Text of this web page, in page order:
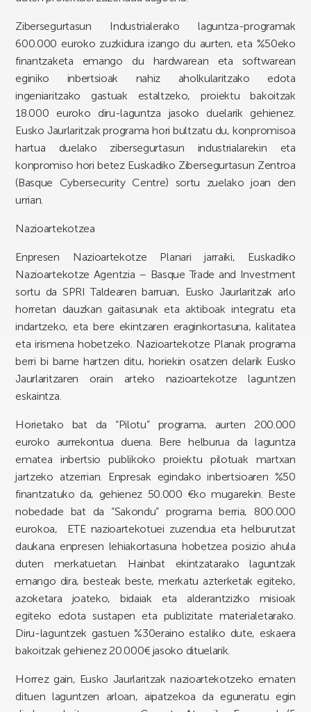
Zibersegurtasun Industrialerako laguntza-programak
600.000 euroko zuzkidura izango du aurten, eta %50eko
finantzaketa emango du hardwarean eta softwarean
eginiko inbertsioak nahiz aholkularitzako edota
ingeniaritzako gastuak estaltzeko, proiektu bakoitzak
18.000 euroko diru-laguntza jasoko duelarik gehienez.
Eusko Jaurlaritzak programa hori bultzatu du, konpromisoa
hartua duelako zibersegurtasun industrialarekin eta
konpromiso hori betez Euskadiko Zibersegurtasun Zentroa
(Basque Cybersecurity Centre) sortu zuelako joan den
urrian.
Nazioartekotzea
Enpresen Nazioartekotze Planari jarraiki, Euskadiko
Nazioartekotze Agentzia – Basque Trade and Investment
sortu da SPRI Taldearen barruan, Eusko Jaurlaritzak arlo
horretan dauzkan gaitasunak eta aktiboak integratu eta
indartzeko, eta bere ekintzaren eraginkortasuna, kalitatea
eta irismena hobetzeko. Nazioartekotze Planak programa
berri bi barne hartzen ditu, horiekin osatzen delarik Eusko
Jaurlaritzaren orain arteko nazioartekotze laguntzen
eskaintza.
Horietako bat da “Pilotu” programa, aurten 200.000
euroko aurrekontua duena. Bere helburua da laguntza
ematea inbertsio publikoko proiektu pilotuak martxan
jartzeko atzerrian. Enpresak egindako inbertsioaren %50
finantzatuko da, gehienez 50.000 €ko mugarekin. Beste
nobedade bat da “Sakondu” programa berria, 800.000
eurokoa, ETE nazioartekotuei zuzendua eta helburutzat
daukana enpresen lehiakortasuna hobetzea posizio ahula
duten merkatuetan. Hainbat ekintzatarako laguntzak
emango dira, besteak beste, merkatu azterketak egiteko,
azoketara joateko, bidaiak eta alderantzizko misioak
egiteko edota sustapen eta publizitate materialetarako.
Diru-laguntzek gastuen %30eraino estaliko dute, eskaera
bakoitzak gehienez 20.000€ jasoko dituelarik.
Horrez gain, Eusko Jaurlaritzak nazioartekotzeko ematen
dituen laguntzen arloan, aipatzekoa da eguneratu egin